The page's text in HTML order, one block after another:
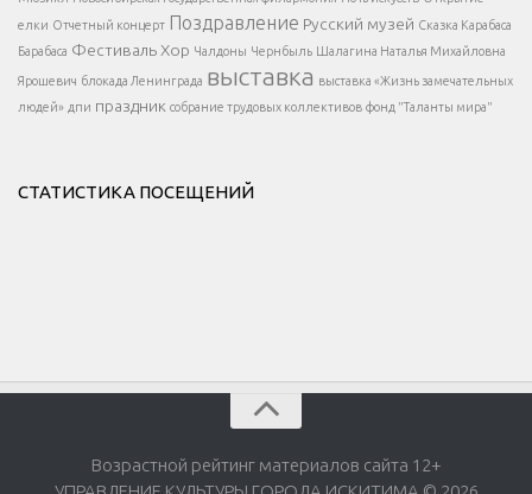
</div >
елки Отчетный концерт Поздравление Русский музей Сказка Карабаса
Барабаса Фестиваль Хор Чалдоны Чернбыль Шалагина Наталья Михайловна
Ярошевич блокада Ленинграда выставка выставка «Жизнь замечательных
людей» дпи праздник собрание трудовых коллективов фонд "Таланты мира"
СТАТИСТИКА ПОСЕЩЕНИЙ
Возрастной рейтинг материалов сайта 12+